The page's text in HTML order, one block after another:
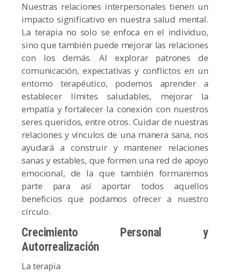
Nuestras relaciones interpersonales tienen un
impacto significativo en nuestra salud mental.
La terapia no solo se enfoca en el individuo,
sino que también puede mejorar las relaciones
con los demás. Al explorar patrones de
comunicación, expectativas y conflictos en un
entorno terapéutico, podemos aprender a
establecer límites saludables, mejorar la
empatía y fortalecer la conexión con nuestros
seres queridos, entre otros. Cuidar de nuestras
relaciones y vínculos de una manera sana, nos
ayudará a construir y mantener relaciones
sanas y estables, que formen una red de apoyo
emocional, de la que también formaremos
parte para así aportar todos aquellos
beneficios que podamos ofrecer a nuestro
círculo.
Crecimiento Personal y
Autorrealización
La terapia